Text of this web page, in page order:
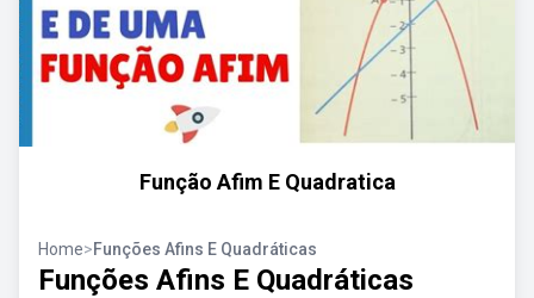
Função Afim E Quadratica
Home>Funções Afins E Quadráticas
Funções Afins E Quadráticas